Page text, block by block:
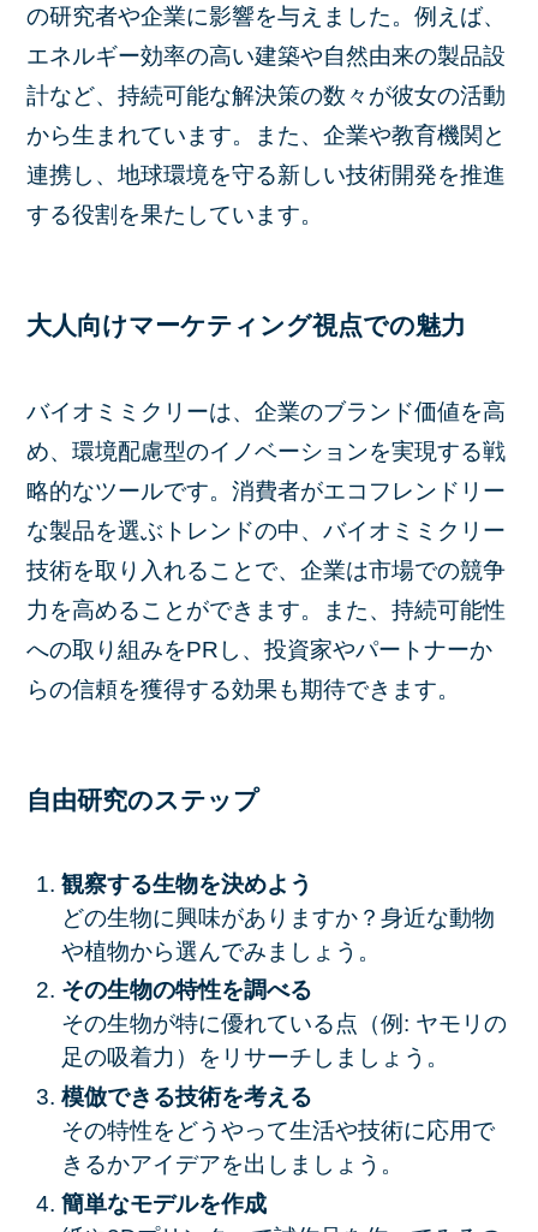
の研究者や企業に影響を与えました。例えば、
エネルギー効率の高い建築や自然由来の製品設
計など、持続可能な解決策の数々が彼女の活動
から生まれています。また、企業や教育機関と
連携し、地球環境を守る新しい技術開発を推進
する役割を果たしています。
大人向けマーケティング視点での魅力
バイオミミクリーは、企業のブランド価値を高
め、環境配慮型のイノベーションを実現する戦
略的なツールです。消費者がエコフレンドリー
な製品を選ぶトレンドの中、バイオミミクリー
技術を取り入れることで、企業は市場での競争
力を高めることができます。また、持続可能性
への取り組みをPRし、投資家やパートナーか
らの信頼を獲得する効果も期待できます。
自由研究のステップ
観察する生物を決めよう
どの生物に興味がありますか？身近な動物
や植物から選んでみましょう。
その生物の特性を調べる
その生物が特に優れている点（例: ヤモリの
足の吸着力）をリサーチしましょう。
模倣できる技術を考える
その特性をどうやって生活や技術に応用で
きるかアイデアを出しましょう。
簡単なモデルを作成